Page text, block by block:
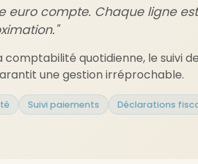
euro compte. Chaque ligne
comptabilité quotidienne, le suivi
une gestion irréprochable.
Suivi paiements Déclarations